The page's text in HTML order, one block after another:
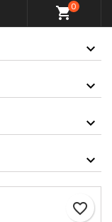
shopping_cart0
favorite_border